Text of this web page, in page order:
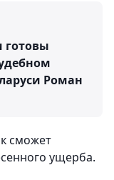
готовы
Роман
сможет
ущерба.